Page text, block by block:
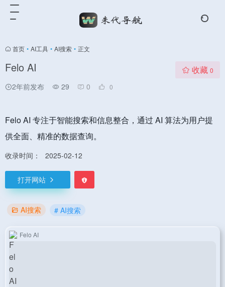
首页 • AI工具 • AI搜索 • 正文
Felo AI
2年前发布 29 0 0
收藏 0
Felo AI 专注于智能搜索和信息整合，通过 AI 算法为用户提
供全面、精准的数据查询。
收录时间： 2025-02-12
打开网站
AI搜索 # AI搜索
Felo AI